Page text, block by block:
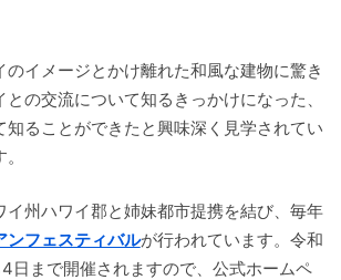
のイメージとかけ離れた和風な建物に驚き
の交流について知るきっかけになった、
知ることができたと興味深く見学されてい
イ州ハワイ郡と姉妹都市提携を結び、毎年
ンフェスティバルが行われています。令和
日まで開催されますので、公式ホームペ